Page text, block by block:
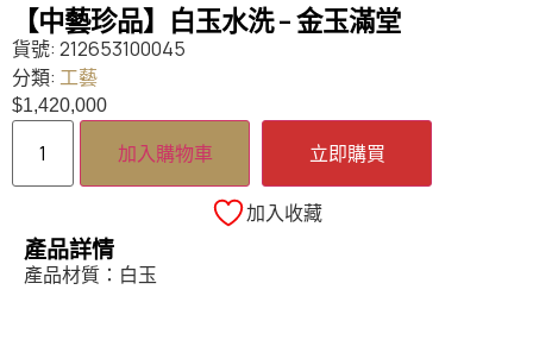
【中藝珍品】白玉水洗 – 金玉滿堂
貨號: 212653100045
分類: 工藝
$1,420,000
加入購物車 立即購買
加入收藏
產品詳情
產品材質：白玉